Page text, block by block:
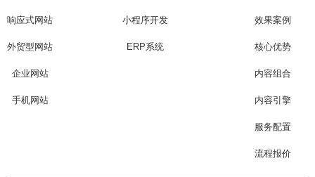
响应式网站
外贸型网站
企业网站
手机网站
小程序开发
ERP系统
效果案例
核心优势
内容组合
内容引擎
服务配置
流程报价